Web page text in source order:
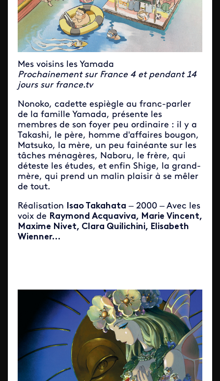
Mes voisins les Yamada
Prochainement sur France 4 et pendant 14
jours sur france.tv
Nonoko, cadette espiègle au franc-parler
de la famille Yamada, présente les
membres de son foyer peu ordinaire : il y a
Takashi, le père, homme d'affaires bougon,
Matsuko, la mère, un peu fainéante sur les
tâches ménagères, Naboru, le frère, qui
déteste les études, et enfin Shige, la grand-
mère, qui prend un malin plaisir à se mêler
de tout.
Réalisation Isao Takahata – 2000 – Avec les
voix de Raymond Acquaviva, Marie Vincent,
Maxime Nivet, Clara Quilichini, Elisabeth
Wienner…